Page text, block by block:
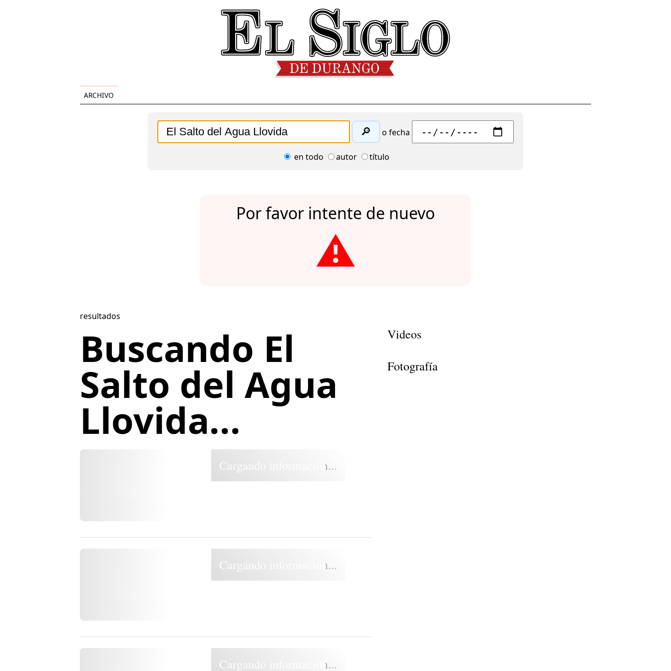
ARCHIVO
🔎 o fecha
en todo autor título
Por favor intente de nuevo
⚠️
resultados
Buscando El
Salto del Agua
Llovida...
Cargando información...
Cargando información...
Cargando información...
Videos
Fotografía